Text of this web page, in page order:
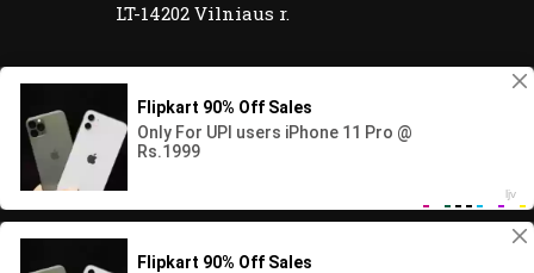
LT-14202 Vilniaus r.
© 2020 Meatos yra registruotas prekinis